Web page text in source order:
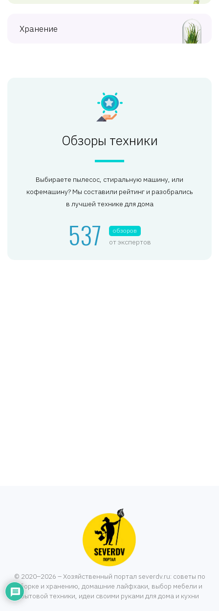
Хранение
Обзоры техники
Выбираете пылесос, стиральную машину, или
кофемашину? Мы составили рейтинг и разобрались
в лучшей технике для дома
537 обзоров
от экспертов
© 2020–2026 – Хозяйственный портал severdv.ru: советы по
уборке и хранению, домашние лайфхаки, выбор мебели и
бытовой техники, идеи своими руками для дома и кухни